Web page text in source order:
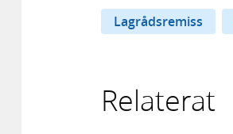
Lagrådsremiss
Relaterat